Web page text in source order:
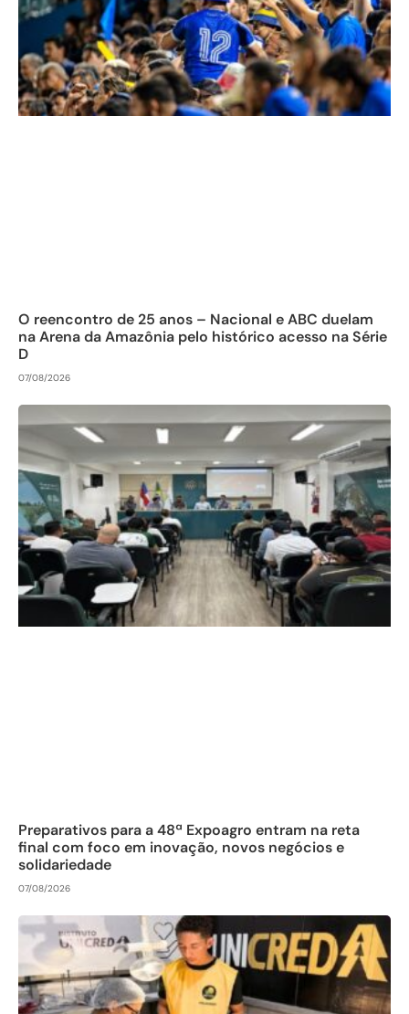
O reencontro de 25 anos – Nacional e ABC duelam
na Arena da Amazônia pelo histórico acesso na Série
D
07/08/2026
Preparativos para a 48ª Expoagro entram na reta
final com foco em inovação, novos negócios e
solidariedade
07/08/2026